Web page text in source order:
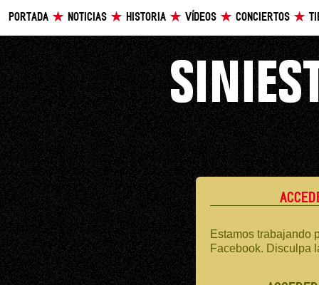
PORTADA NOTICIAS HISTORIA VÍDEOS CONCIERTOS
Estamos trabajando
Facebook. Disculpa